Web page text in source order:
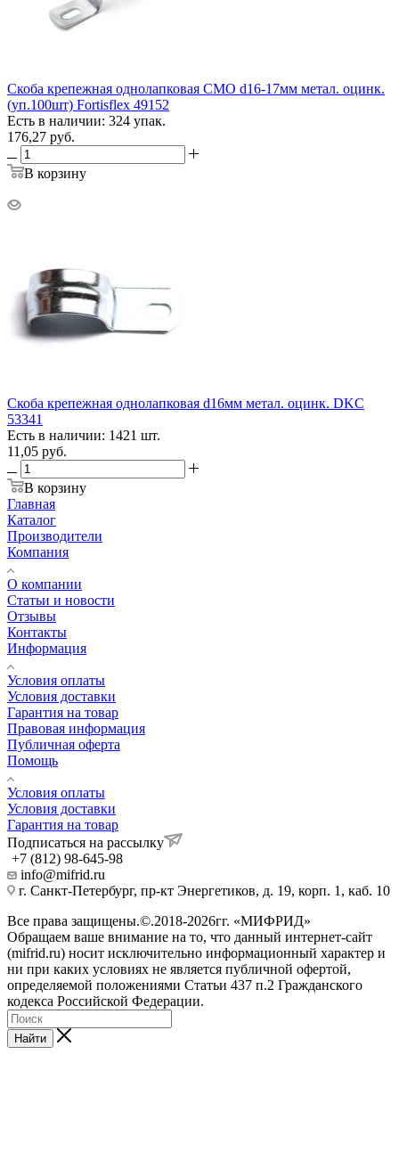
Скоба крепежная однолапковая СМО d16-17мм метал. оцинк.
(уп.100шт) Fortisflex 49152
Есть в наличии: 324 упак.
176,27 руб.
В корзину
Скоба крепежная однолапковая d16мм метал. оцинк. DKC
53341
Есть в наличии: 1421 шт.
11,05 руб.
В корзину
Главная
Каталог
Производители
Компания
О компании
Статьи и новости
Отзывы
Контакты
Информация
Условия оплаты
Условия доставки
Гарантия на товар
Правовая информация
Публичная оферта
Помощь
Условия оплаты
Условия доставки
Гарантия на товар
Подписаться на рассылку
+7 (812) 98-645-98
info@mifrid.ru
г. Санкт-Петербург, пр-кт Энергетиков, д. 19, корп. 1, каб. 10
Все права защищены.©.2018-2026гг. «МИФРИД»
Обращаем ваше внимание на то, что данный интернет-сайт
(mifrid.ru) носит исключительно информационный характер и
ни при каких условиях не является публичной офертой,
определяемой положениями Статьи 437 п.2 Гражданского
кодекса Российской Федерации.
Найти